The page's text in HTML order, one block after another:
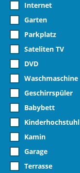
Internet
Garten
Parkplatz
Sateliten TV
DVD
Waschmaschine
Geschirrspüler
Babybett
Kinderhochstuhl
Kamin
Garage
Terrasse